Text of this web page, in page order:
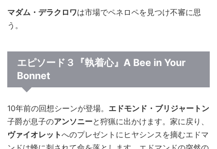
マダム・デラクロワは市場でペネロペを見つけ不審に思
う。
エピソード３『執着心』A Bee in Your
Bonnet
10年前の回想シーンが登場。 エドモンド・ブリジャートン
子爵が息子のアンソニーと狩猟に出かけます。家に戻り、
ヴァイオレットへのプレゼントにヒヤシンスを摘むエドマ